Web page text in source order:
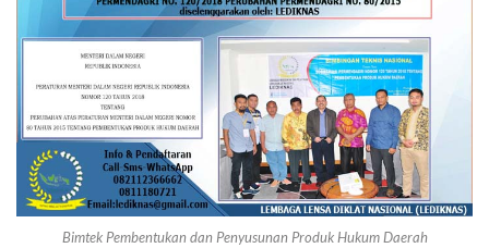
Bimtek Pembentukan dan Penyusunan Produk Hukum Daerah